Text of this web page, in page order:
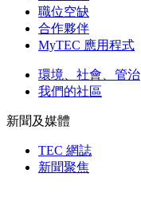
職位空缺
合作夥伴
MyTEC 應用程式
環境、社會、管治
我們的社區
新聞及媒體
TEC 網誌
新聞聚焦